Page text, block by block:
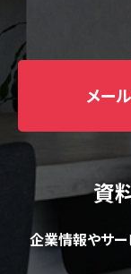
メー
資
企業情報やサ